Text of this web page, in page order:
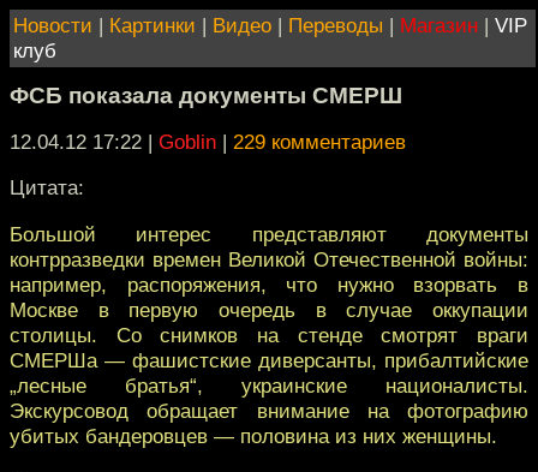
Новости | Картинки | Видео | Переводы | Магазин | VIP
клуб
ФСБ показала документы СМЕРШ
12.04.12 17:22 | Goblin | 229 комментариев
Цитата:
Большой интерес представляют документы
контрразведки времен Великой Отечественной войны:
например, распоряжения, что нужно взорвать в
Москве в первую очередь в случае оккупации
столицы. Со снимков на стенде смотрят враги
СМЕРШа — фашистские диверсанты, прибалтийские
„лесные братья“, украинские националисты.
Экскурсовод обращает внимание на фотографию
убитых бандеровцев — половина из них женщины.